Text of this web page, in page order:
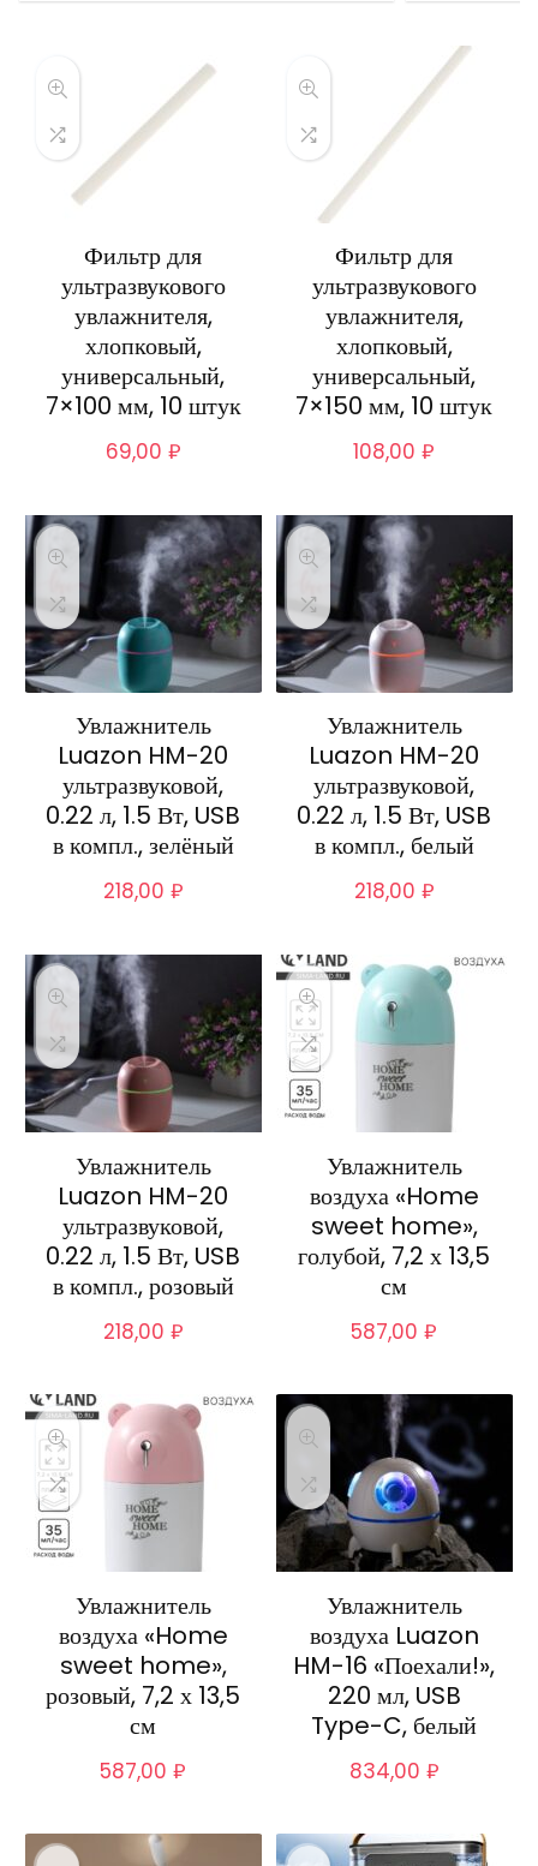
Фильтр для
ультразвукового
увлажнителя,
хлопковый,
универсальный,
7×100 мм, 10 штук
69,00 ₽
Фильтр для
ультразвукового
увлажнителя,
хлопковый,
универсальный,
7×150 мм, 10 штук
108,00₽
Увлажнитель
Luazon HM-20
ультразвуковой,
0.22 л, 1.5 Вт, USB
в компл., зелёный
218,00 ₽
Увлажнитель
Luazon HM-20
ультразвуковой,
0.22 л, 1.5 Вт, USB
в компл., белый
218,00 ₽
Увлажнитель
Luazon HM-20
ультразвуковой,
0.22 л, 1.5 Вт, USB
в компл., розовый
218,00 ₽
Увлажнитель
воздуха «Home
sweet home»,
голубой, 7,2 х 13,5
см
587,00₽
Увлажнитель
воздуха «Home
sweet home»,
розовый, 7,2 х 13,5
см
587,00₽
Увлажнитель
воздуха Luazon
HM-16 «Поехали!»,
220 мл, USB
Type-C, белый
834,00 ₽